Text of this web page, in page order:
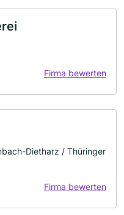
Firma bewerten
Dietharz / Thüringer
Firma bewerten